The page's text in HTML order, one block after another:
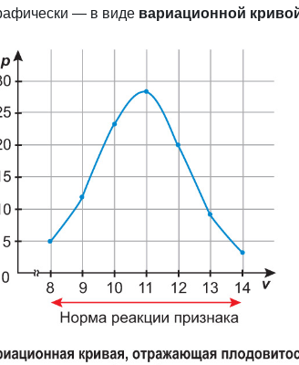
— в виде вариационной